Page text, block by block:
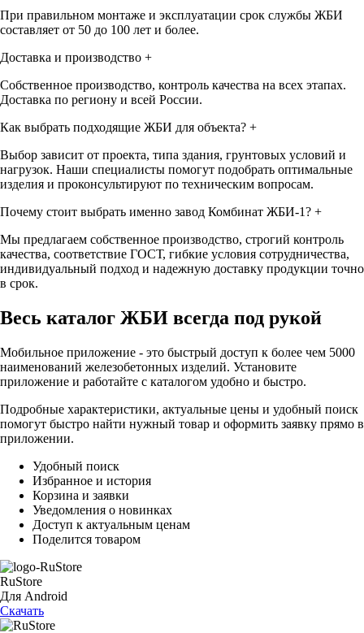
При правильном монтаже и эксплуатации срок службы ЖБИ
составляет от 50 до 100 лет и более.
Доставка и производство +
Собственное производство, контроль качества на всех этапах.
Доставка по региону и всей России.
Как выбрать подходящие ЖБИ для объекта? +
Выбор зависит от проекта, типа здания, грунтовых условий и
нагрузок. Наши специалисты помогут подобрать оптимальные
изделия и проконсультируют по техническим вопросам.
Почему стоит выбрать именно завод Комбинат ЖБИ-1? +
Мы предлагаем собственное производство, строгий контроль
качества, соответствие ГОСТ, гибкие условия сотрудничества,
индивидуальный подход и надежную доставку продукции точно
в срок.
Весь каталог ЖБИ всегда под рукой
Мобильное приложение - это быстрый доступ к более чем 5000
наименований железобетонных изделий. Установите
приложение и работайте с каталогом удобно и быстро.
Подробные характеристики, актуальные цены и удобный поиск
помогут быстро найти нужный товар и оформить заявку прямо в
приложении.
Удобный поиск
Избранное и история
Корзина и заявки
Уведомления о новинках
Доступ к актуальным ценам
Поделится товаром
RuStore
Для Android
Скачать